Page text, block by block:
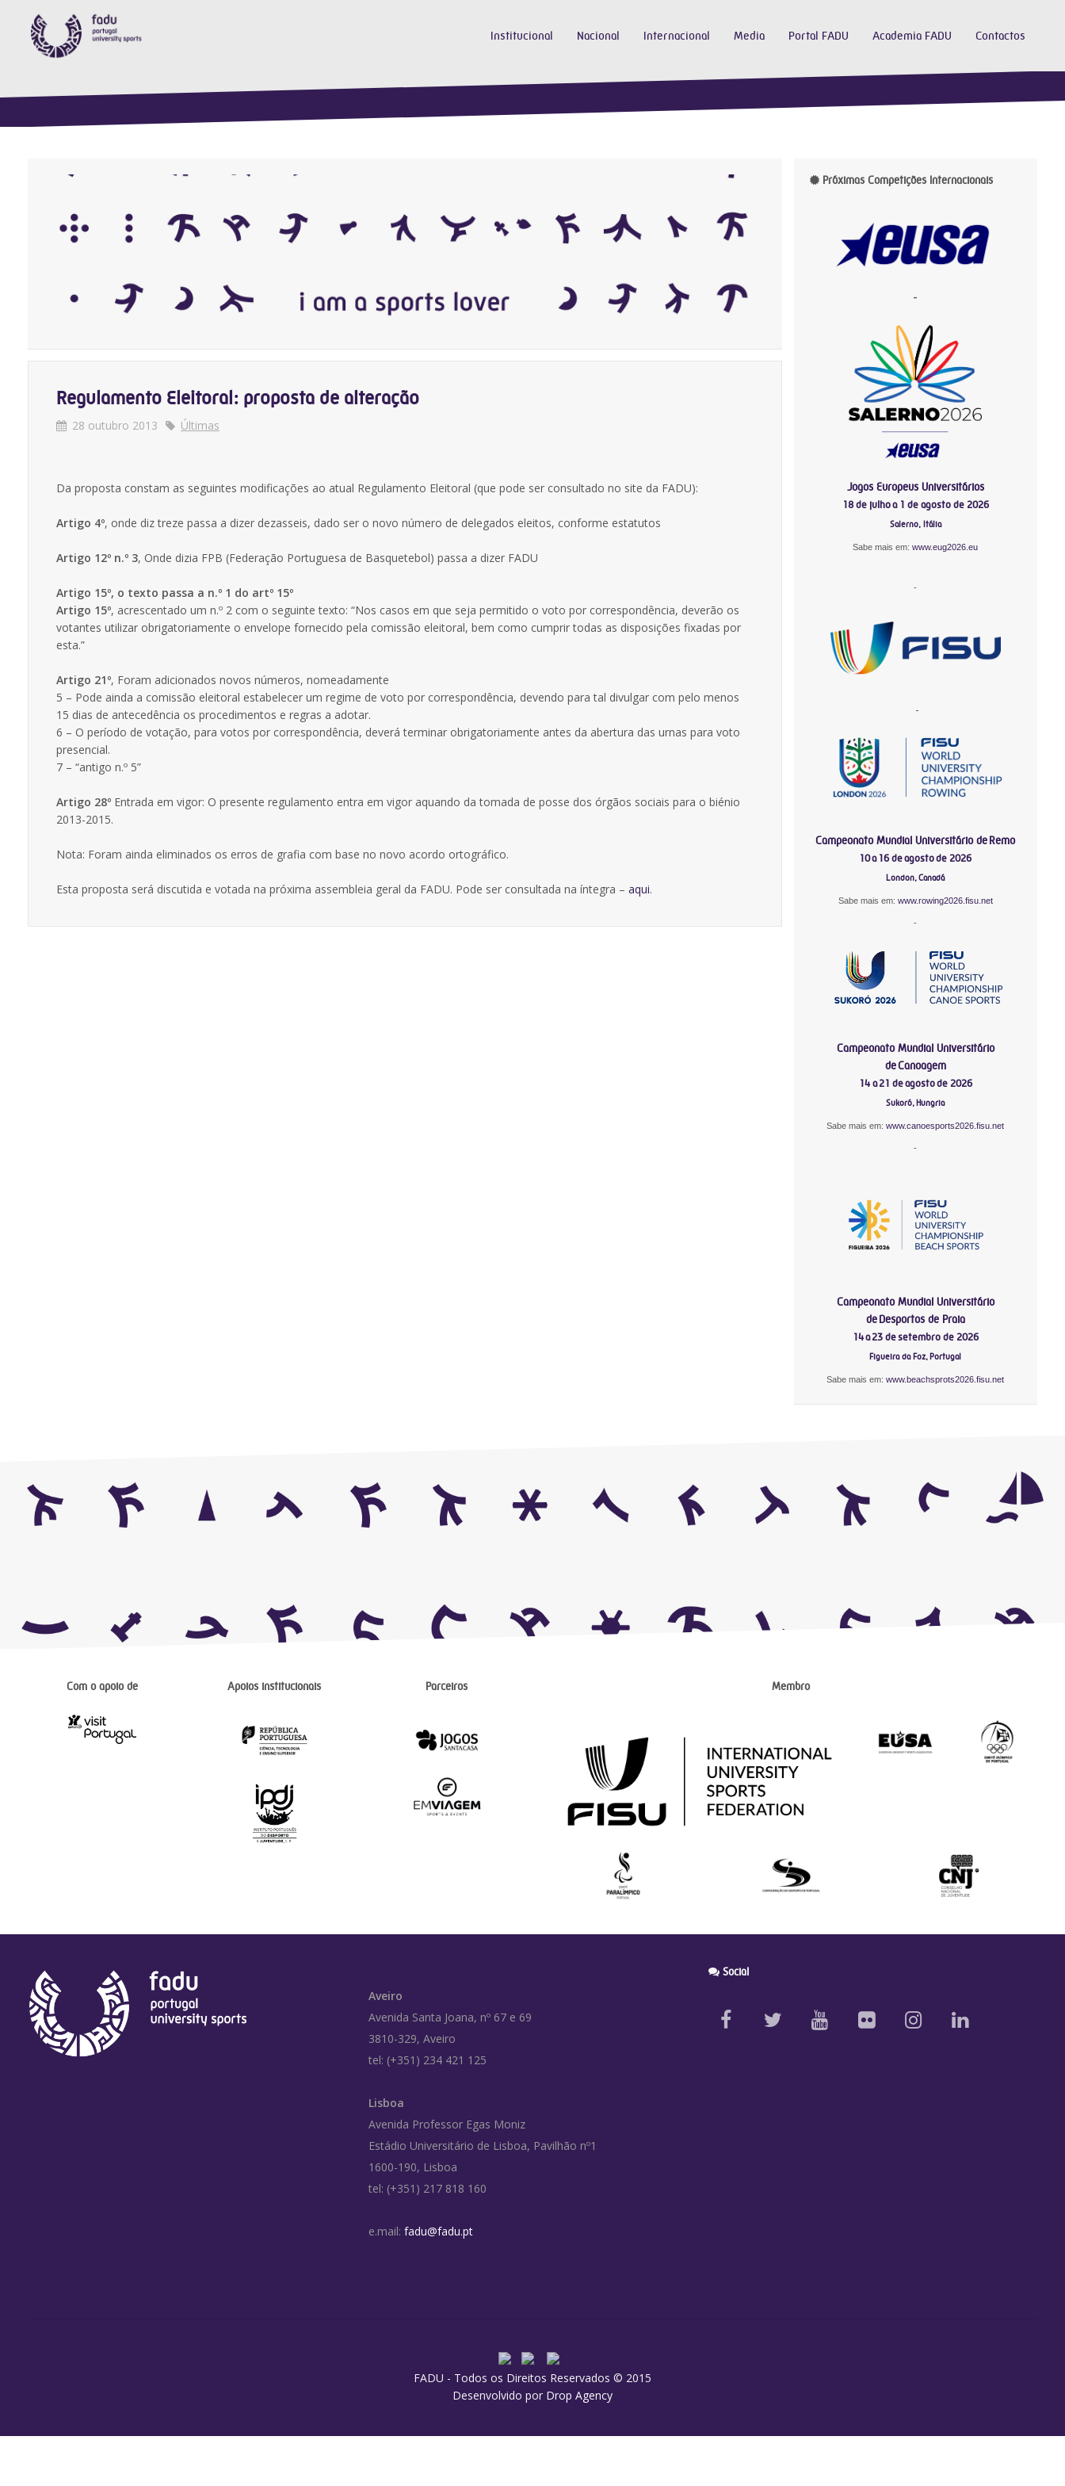
Institucional Nacional Internacional Media Portal FADU Academia FADU Contactos
Regulamento Eleitoral: proposta de alteração
28 outubro 2013 Últimas
Da proposta constam as seguintes modificações ao atual Regulamento Eleitoral (que pode ser consultado no site da FADU):
Artigo 4º, onde diz treze passa a dizer dezasseis, dado ser o novo número de delegados eleitos, conforme estatutos
Artigo 12º n.º 3, Onde dizia FPB (Federação Portuguesa de Basquetebol) passa a dizer FADU
Artigo 15º, o texto passa a n.º 1 do artº 15º
Artigo 15º, acrescentado um n.º 2 com o seguinte texto: “Nos casos em que seja permitido o voto por correspondência, deverão os
votantes utilizar obrigatoriamente o envelope fornecido pela comissão eleitoral, bem como cumprir todas as disposições fixadas por
esta.”
Artigo 21º, Foram adicionados novos números, nomeadamente
5 – Pode ainda a comissão eleitoral estabelecer um regime de voto por correspondência, devendo para tal divulgar com pelo menos
15 dias de antecedência os procedimentos e regras a adotar.
6 – O período de votação, para votos por correspondência, deverá terminar obrigatoriamente antes da abertura das urnas para voto
presencial.
7 – “antigo n.º 5”
Artigo 28º Entrada em vigor: O presente regulamento entra em vigor aquando da tomada de posse dos órgãos sociais para o biénio
2013-2015.
Nota: Foram ainda eliminados os erros de grafia com base no novo acordo ortográfico.
Esta proposta será discutida e votada na próxima assembleia geral da FADU. Pode ser consultada na íntegra – aqui.
Próximas Competições Internacionais
-
Jogos Europeus Universitários
18 de julho a 1 de agosto de 2026
Salerno, Itália
Sabe mais em:www.eug2026.eu
-
-
Campeonato Mundial Universitário de Remo
10 a 16 de agosto de 2026
London, Canadá
Sabe mais em: www.rowing2026.fisu.net
-
Campeonato Mundial Universitário
de Canoagem
14 a 21 de agosto de 2026
Sukoró, Hungria
Sabe mais em:www.canoesports2026.fisu.net
-
Campeonato Mundial Universitário
de Desportos de Praia
14 a 23 de setembro de 2026
Figueira da Foz, Portugal
Sabe mais em:www.beachsprots2026.fisu.net
Com o apoio de Apoios institucionais Parceiros Membro
Aveiro
Avenida Santa Joana, nº 67 e 69
3810-329, Aveiro
tel: (+351) 234 421 125
Lisboa
Avenida Professor Egas Moniz
Estádio Universitário de Lisboa, Pavilhão nº1
1600-190, Lisboa
tel: (+351) 217 818 160
e.mail: fadu@fadu.pt
Social
FADU - Todos os Direitos Reservados © 2015
Desenvolvido por Drop Agency